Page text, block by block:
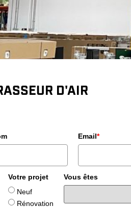
D'AIR
Email*
Votre projet
Neuf
Rénovation
Vous êtes